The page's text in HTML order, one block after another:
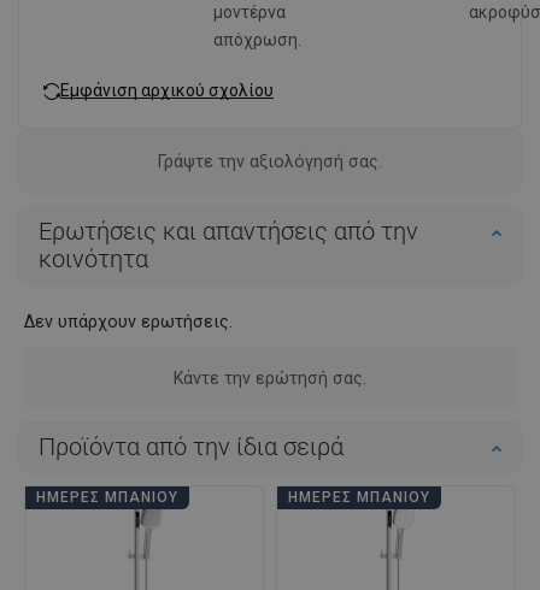
μοντέρνα
απόχρωση.
Εμφάνιση αρχικού σχολίου
Γράψτε την αξιολόγησή σας.
Ερωτήσεις και απαντήσεις από την
κοινότητα
Δεν υπάρχουν ερωτήσεις.
Κάντε την ερώτησή σας.
Προϊόντα από την ίδια σειρά
ΗΜΈΡΕΣ ΜΠΆΝΙΟΥ ΗΜΈΡΕΣ ΜΠΆΝΙΟΥ